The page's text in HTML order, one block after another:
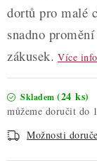
Nepřevzetí zásilky
Hodnocení obchodu
Podmínky ochrany
dortů pro malé
snadno
zákusek. Více
Skladem (24 ks)
Možnosti